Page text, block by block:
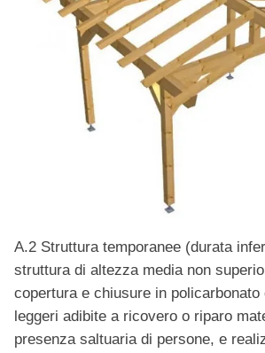
A.2 Struttura temporanee (durata
struttura di altezza media non
copertura e chiusure in
leggeri adibite a ricovero o riparo
presenza saltuaria di persone, e